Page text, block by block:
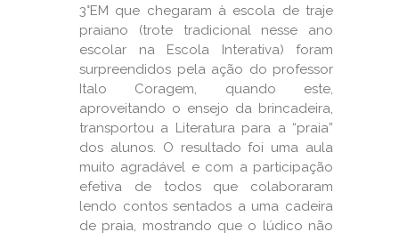
3°EM que chegaram à escola de traje
praiano (trote tradicional nesse ano
escolar na Escola Interativa) foram
surpreendidos pela ação do professor
Italo Coragem, quando este,
aproveitando o ensejo da brincadeira,
transportou a Literatura para a “praia”
dos alunos. O resultado foi uma aula
muito agradável e com a participação
efetiva de todos que colaboraram
lendo contos sentados a uma cadeira
de praia, mostrando que o lúdico não